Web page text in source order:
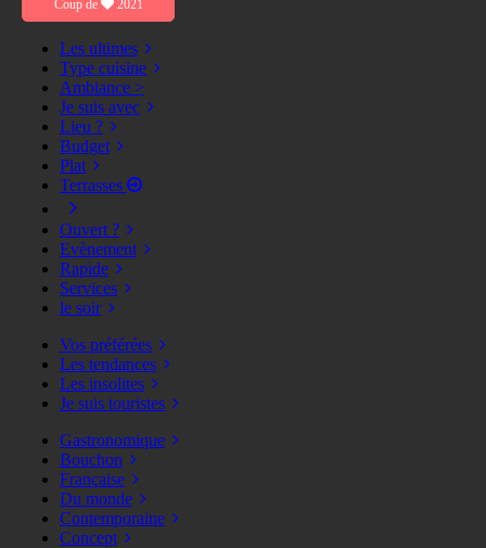
Coup de 2021
Les ultimes
Type cuisine
Ambiance >
Je suis avec
Lieu ?
Budget
Plat
Terrasses
Ouvert ?
Evènement
Rapide
Services
le soir
Vos préférées
Les tendances
Les insolites
Je suis touristes
Gastronomique
Bouchon
Française
Du monde
Contemporaine
Concept